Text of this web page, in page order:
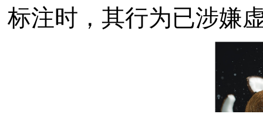
标注时，其行为已涉嫌